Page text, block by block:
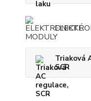
Triaková
SCR